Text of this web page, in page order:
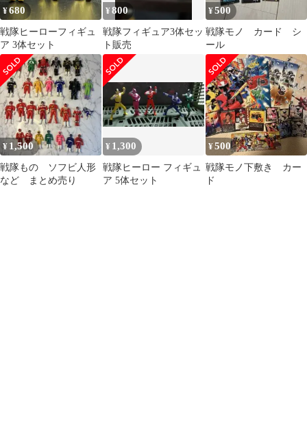
¥680
戦隊ヒーローフィギュ
ア 3体セット
¥800
戦隊フィギュア3体セッ
ト販売
¥500
戦隊モノ カード シ
ール
¥ 1,500
戦隊もの ソフビ人形
など まとめ売り
¥ 1,300
戦隊ヒーロー フィギュ
ア 5体セット
¥500
戦隊モノ下敷き カー
ド